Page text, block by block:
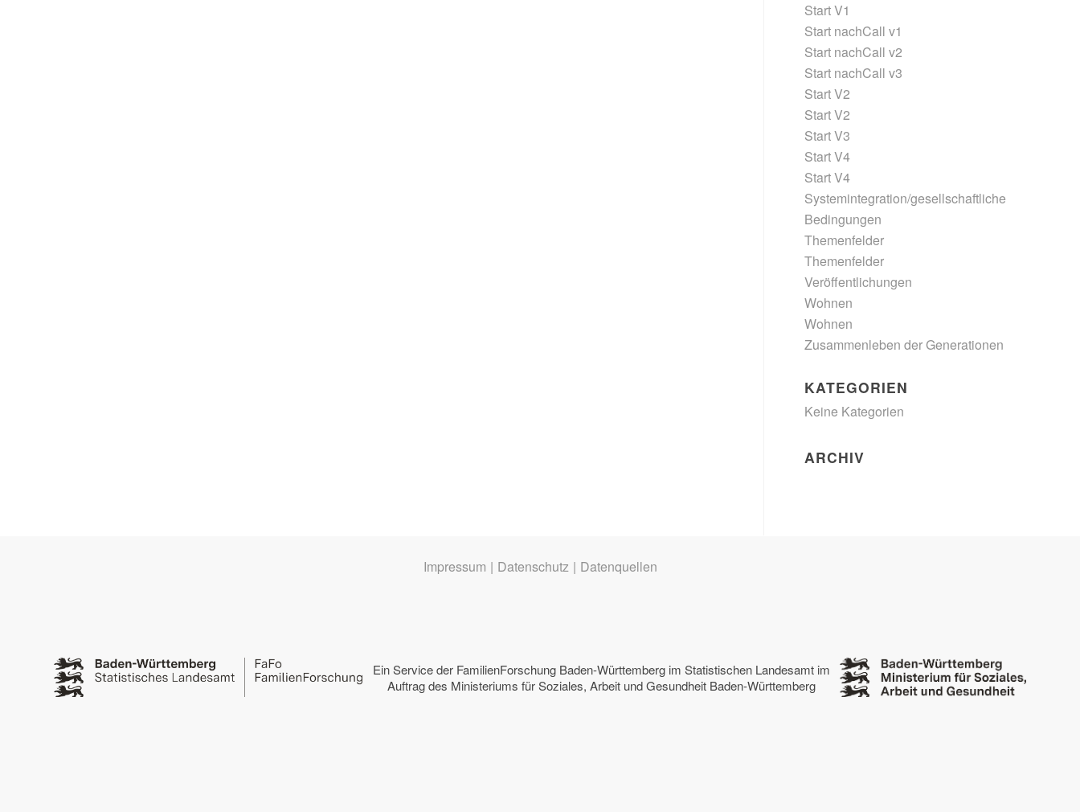
Start V1
Start nachCall v1
Start nachCall v2
Start nachCall v3
Start V2
Start V2
Start V3
Start V4
Start V4
Systemintegration/gesellschaftliche
Bedingungen
Themenfelder
Themenfelder
Veröffentlichungen
Wohnen
Wohnen
Zusammenleben der Generationen
KATEGORIEN
Keine Kategorien
ARCHIV
Impressum | Datenschutz | Datenquellen
Ein Service der FamilienForschung Baden-Württembergim Statistischen Landesamt im
Auftrag des Ministeriums für Soziales, Arbeit und Gesundheit Baden-Württemberg